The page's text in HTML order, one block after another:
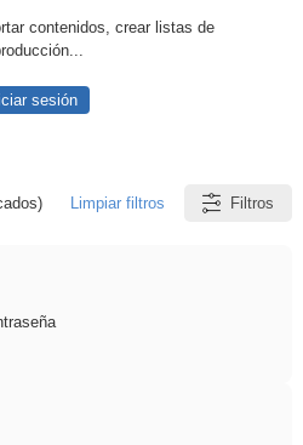
contenidos, crear listas de
sesión
Limpiar filtros Filtros